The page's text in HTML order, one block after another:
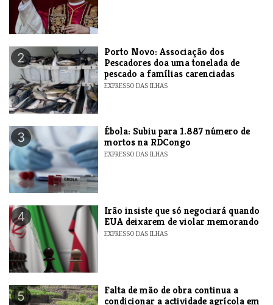
2
​Porto Novo: Associação dos
Pescadores doa uma tonelada de
pescado a famílias carenciadas
EXPRESSO DAS ILHAS
3
​Ébola: Subiu para 1.887 número de
mortos na RDCongo
EXPRESSO DAS ILHAS
4
​Irão insiste que só negociará quando
EUA deixarem de violar memorando
EXPRESSO DAS ILHAS
5
Falta de mão de obra continua a
condicionar a actividade agrícola em